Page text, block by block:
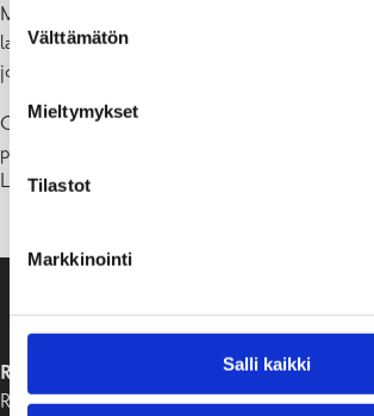
Suostumuksen
valinta
Välttämätön
Mieltymykset
Tilastot
Markkinointi
Salli kaikki
Muistathan myös FOTOEXPO tilaisuuden, joka
lauantaina 20.8. Tammisaaren kirjastossa.
josta löydät lisätietoa:
Galleria Perspektiivi (Raaseporintie 8 ) on
pe 10-17, la-su suljettu
Lämpimästi tervetuloa!
RAASEPORIN KAUPUNKI
Raaseporintie 37